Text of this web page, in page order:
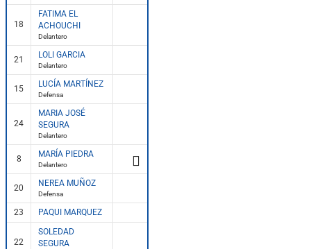
18
FATIMA EL
ACHOUCHI
Delantero
21 LOLI GARCIA
Delantero
15 LUCÍA MARTÍNEZ
Defensa
24
MARIA JOSÉ
SEGURA
Delantero
8 MARÍA PIEDRA
Delantero
20 NEREA MUÑOZ
Defensa
23 PAQUI MARQUEZ
22
SOLEDAD
SEGURA